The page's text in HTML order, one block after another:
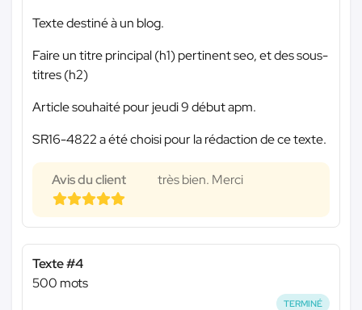
Texte destiné à un blog.
Faire un titre principal (h1) pertinent seo, et des sous-
titres (h2)
Article souhaité pour jeudi 9 début apm.
SR16-4822 a été choisi pour la rédaction de ce texte.
Avis du client très bien. Merci
Texte #4
500 mots
TERMINÉ